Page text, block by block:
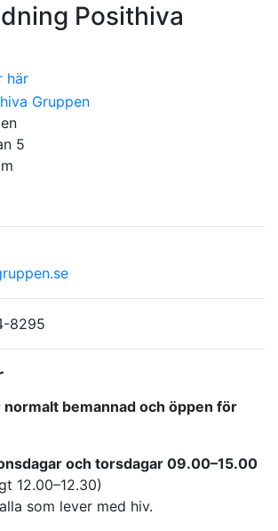
Posithiva
här
5
8295
normalt bemannad och öppen för
och torsdagar 09.00–15.00
12.00–12.30)
som lever med hiv.